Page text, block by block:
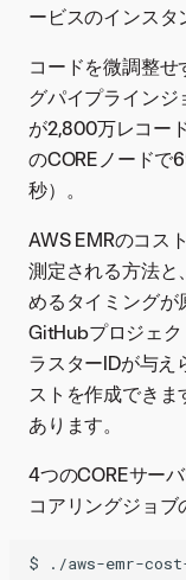
ービスのインスタ
コードを微調整
グパイプラインジ
が2,800万レコー
のCOREノードで
秒）。
AWS EMRのコス
測定される方法と
めるタイミングが
GitHubプロジェ
ラスターIDが与え
ストを作成できま
あります。
4つのCOREサー
コアリングジョブ
$ ./aws-emr-